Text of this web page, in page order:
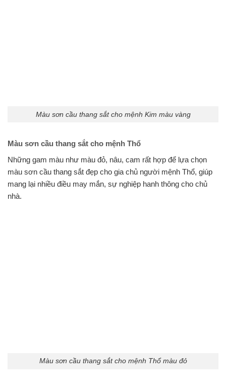
Màu sơn cầu thang sắt cho mệnh Kim màu vàng
Màu sơn cầu thang sắt cho mệnh Thổ
Những gam màu như màu đỏ, nâu, cam rất hợp để lựa chọn
màu sơn cầu thang sắt đẹp cho gia chủ người mệnh Thổ, giúp
mang lại nhiều điều may mắn, sự nghiệp hanh thông cho chủ
nhà.
Màu sơn cầu thang sắt cho mệnh Thổ màu đỏ